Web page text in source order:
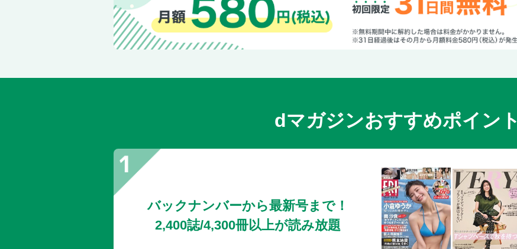
dマガジンおすすめポイント
バックナンバーから最新号まで！
2,400誌/4,300冊以上が読み放題